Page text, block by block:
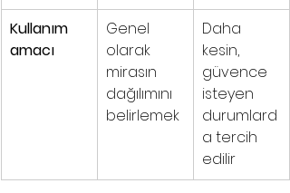
Kullanım
amacı
Genel
olarak
mirasın
dağılımını
belirlemek
Daha
kesin,
güvence
isteyen
durumlard
a tercih
edilir